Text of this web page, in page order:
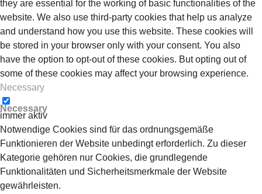
they are essential for the working of basic functionalities of the
website. We also use third-party cookies that help us analyze
and understand how you use this website. These cookies will
be stored in your browser only with your consent. You also
have the option to opt-out of these cookies. But opting out of
some of these cookies may affect your browsing experience.
Necessary
Necessary
immer aktiv
Notwendige Cookies sind für das ordnungsgemäße
Funktionieren der Website unbedingt erforderlich. Zu dieser
Kategorie gehören nur Cookies, die grundlegende
Funktionalitäten und Sicherheitsmerkmale der Website
gewährleisten.